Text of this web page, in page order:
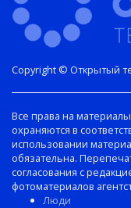
Все права на
охраняются в
использовании
обязательна.
согласования с
фотоматериалов
Люди